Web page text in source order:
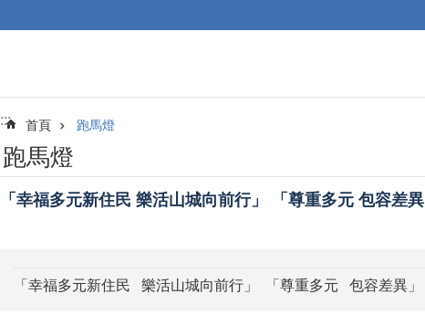
::: 首頁 跑馬燈
跑馬燈
「幸福多元新住民 樂活山城向前行」 「尊重多元 包容差
「幸福多元新住民 樂活山城向前行」 「尊重多元 包容差異